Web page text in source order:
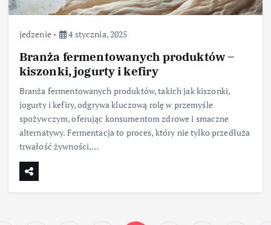
jedzenie 4 stycznia, 2025
Branża fermentowanych produktów –
kiszonki, jogurty i kefiry
Branża fermentowanych produktów, takich jak kiszonki,
jogurty i kefiry, odgrywa kluczową rolę w przemyśle
spożywczym, oferując konsumentom zdrowe i smaczne
alternatywy. Fermentacja to proces, który nie tylko przedłuża
trwałość żywności,…